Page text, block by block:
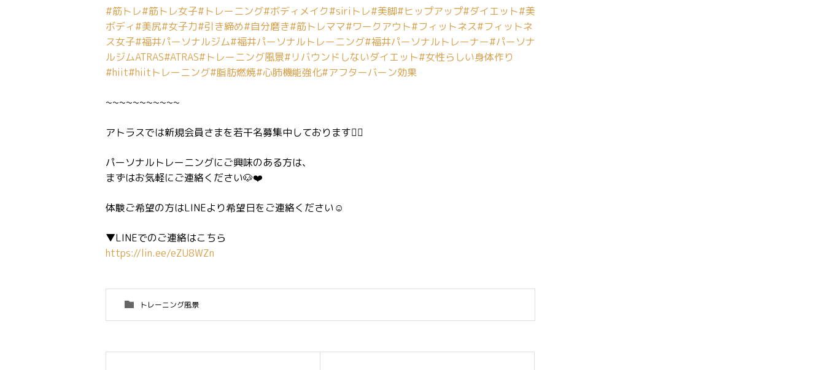
#筋トレ#筋トレ女子#トレーニング#ボディメイク#siriトレ#美脚#ヒップアップ#ダイエット#美
ボディ#美尻#女子力#引き締め#自分磨き#筋トレママ#ワークアウト#フィットネス#フィットネ
ス女子#福井パーソナルジム#福井パーソナルトレーニング#福井パーソナルトレーナー#パーソナ
ルジムATRAS#ATRAS#トレーニング風景#リバウンドしないダイエット#女性らしい身体作り
#hiit#hiitトレーニング#脂肪燃焼#心肺機能強化#アフターバーン効果
~~~~~~~~~~~
アトラスでは新規会員さまを若干名募集中しております🏋️‍♂️
パーソナルトレーニングにご興味のある方は、
まずはお気軽にご連絡ください🐶❤️
体験ご希望の方はLINEより希望日をご連絡ください☺️
▼LINEでのご連絡はこちら
https://lin.ee/eZU8WZn
トレーニング風景